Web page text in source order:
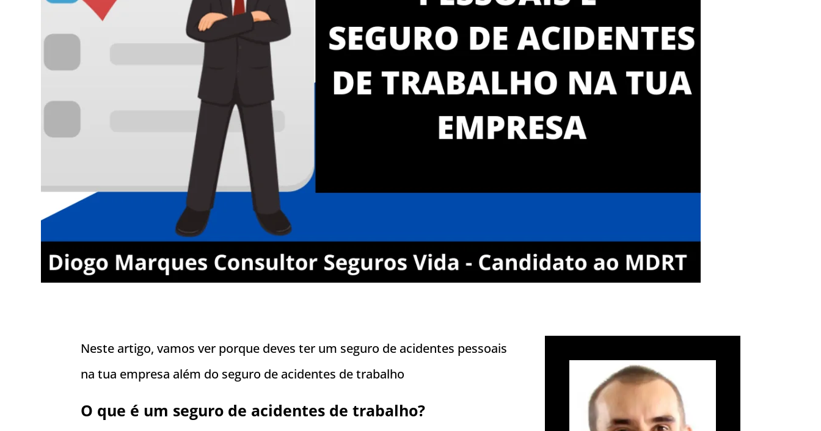
Neste artigo, vamos ver porque deves ter um seguro de acidentes pessoais
na tua empresa além do seguro de acidentes de trabalho
O que é um seguro de acidentes de trabalho?